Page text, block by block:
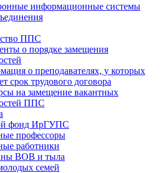
информационные системы
ППС
о порядке замещения
о преподавателях, у которых
срок трудового договора
на замещение вакантных
ППС
фонд ИрГУПС
профессоры
работники
ВОВ и тыла
семей